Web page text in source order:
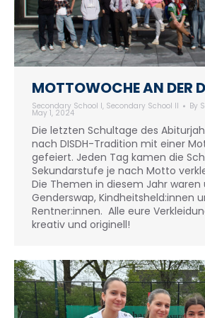
MOTTOWOCHE AN DER
Secondary School I, Secondary School II By
May 1, 2024
Die letzten Schultage des
nach DISDH-Tradition mit einer
gefeiert. Jeden Tag kamen die
Sekundarstufe je nach Motto
Die Themen in diesem Jahr
Genderswap, Kindheitsheld:innen
Rentner:innen. Alle eure
kreativ und originell!